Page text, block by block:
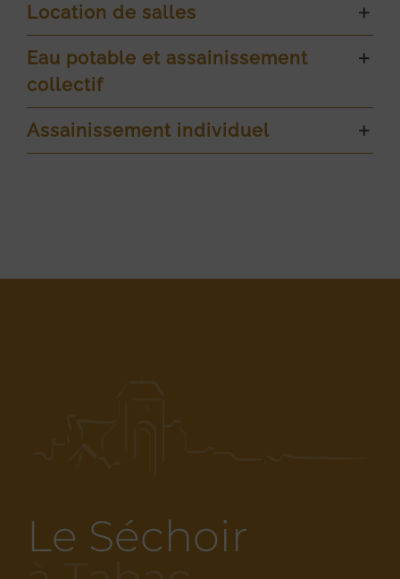
Location de salles
Eau potable et assainissement
collectif
Assainissement individuel
Le Séchoir